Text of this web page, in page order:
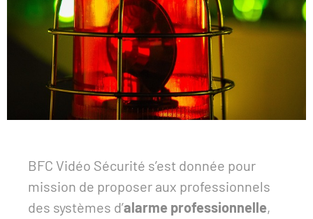
BFC Vidéo Sécurité s’est donnée pour
mission de proposer aux professionnels
des systèmes d’alarme professionnelle,